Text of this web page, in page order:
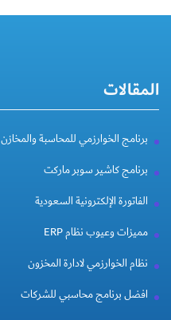
المقالات
برنامج الخوارزمي للمحاسبة والمخازن
برنامج كاشير سوبر ماركت
الفاتورة الإلكترونية السعودية
مميزات وعيوب نظام ERP
نظام الخوارزمي لادارة المخزون
افضل برنامج محاسبي للشركات